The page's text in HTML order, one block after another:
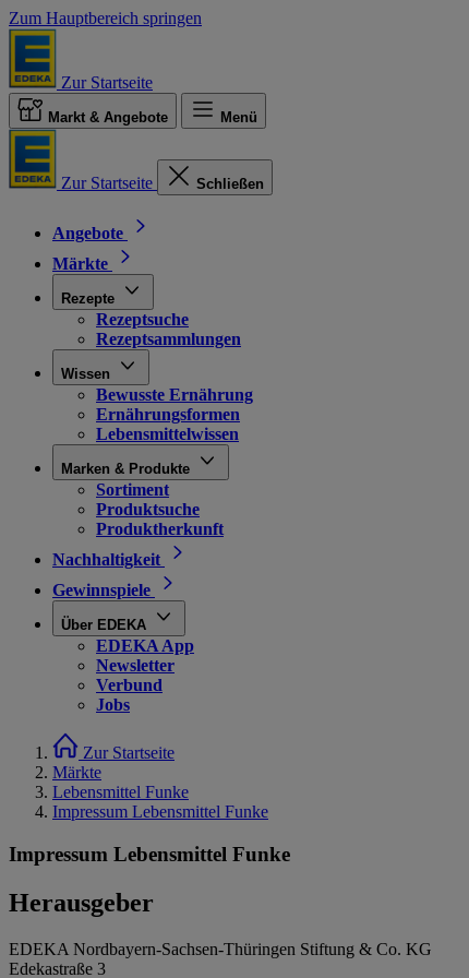
Zum Hauptbereich springen
Zur Startseite
Markt & Angebote Menü
Zur Startseite Schließen
Angebote
Märkte
Rezepte
Rezeptsuche
Rezeptsammlungen
Wissen
Bewusste Ernährung
Ernährungsformen
Lebensmittelwissen
Marken & Produkte
Sortiment
Produktsuche
Produktherkunft
Nachhaltigkeit
Gewinnspiele
Über EDEKA
EDEKA App
Newsletter
Verbund
Jobs
Zur Startseite
Märkte
Lebensmittel Funke
Impressum Lebensmittel Funke
Impressum Lebensmittel Funke
Herausgeber
EDEKA Nordbayern-Sachsen-Thüringen Stiftung & Co. KG
Edekastraße 3